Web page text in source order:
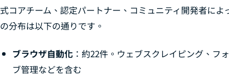
式コアチーム、認定パートナー、コミュニティ開発者によ
の分布は以下の通りです。
ブラウザ自動化 ：約22件。ウェブスクレイピング、フ
ブ管理などを含む